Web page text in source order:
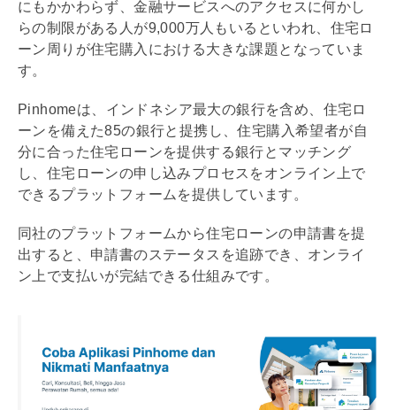
にもかかわらず、金融サービスへのアクセスに何かし
らの制限がある人が9,000万人もいるといわれ、 住宅ロ
ーン 周りが住宅購入における大きな課題となっていま
す。
Pinhomeは、インドネシア最大の銀行を含め、 住宅ロ
ーン を備えた85の銀行と提携し、住宅購入希望者が自
分に合った住宅ローンを提供する銀行とマッチング
し、 住宅ローンの申し込みプロセスをオンライン上で
できるプラットフォームを提供しています。
同社のプラットフォームから住宅ローンの申請書を提
出すると、申請書のステータスを追跡でき、オンライ
ン上で支払いが完結できる仕組みです。